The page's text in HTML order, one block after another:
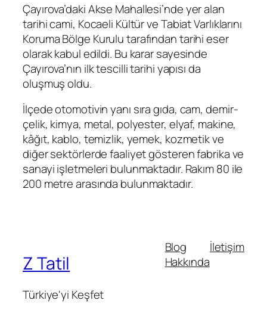
Çayırova’daki Akse Mahallesi’nde yer alan
tarihi cami, Kocaeli Kültür ve Tabiat Varlıklarını
Koruma Bölge Kurulu tarafından tarihi eser
olarak kabul edildi. Bu karar sayesinde
Çayırova’nın ilk tescilli tarihi yapısı da
oluşmuş oldu.
İlçede otomotivin yanı sıra gıda, cam, demir-
çelik, kimya, metal, polyester, elyaf, makine,
kâğıt, kablo, temizlik, yemek, kozmetik ve
diğer sektörlerde faaliyet gösteren fabrika ve
sanayi işletmeleri bulunmaktadır. Rakım 80 ile
200 metre arasında bulunmaktadır.
Z Tatil
Türkiye'yi Keşfet
Blog
Hakkında
İletişim